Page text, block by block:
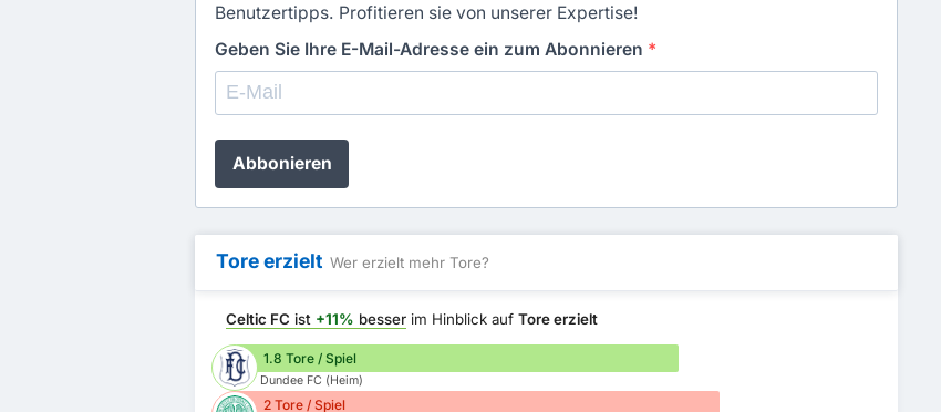
Benutzertipps. Profitieren sie von unserer Expertise!
Geben Sie Ihre E-Mail-Adresse ein zum Abonnieren *
Abbonieren
Tore erzielt Wer erzielt mehr Tore?
Celtic FC ist +11% besser im Hinblick aufTore erzielt
1.8 Tore / Spiel
Dundee FC (Heim)
2 Tore / Spiel